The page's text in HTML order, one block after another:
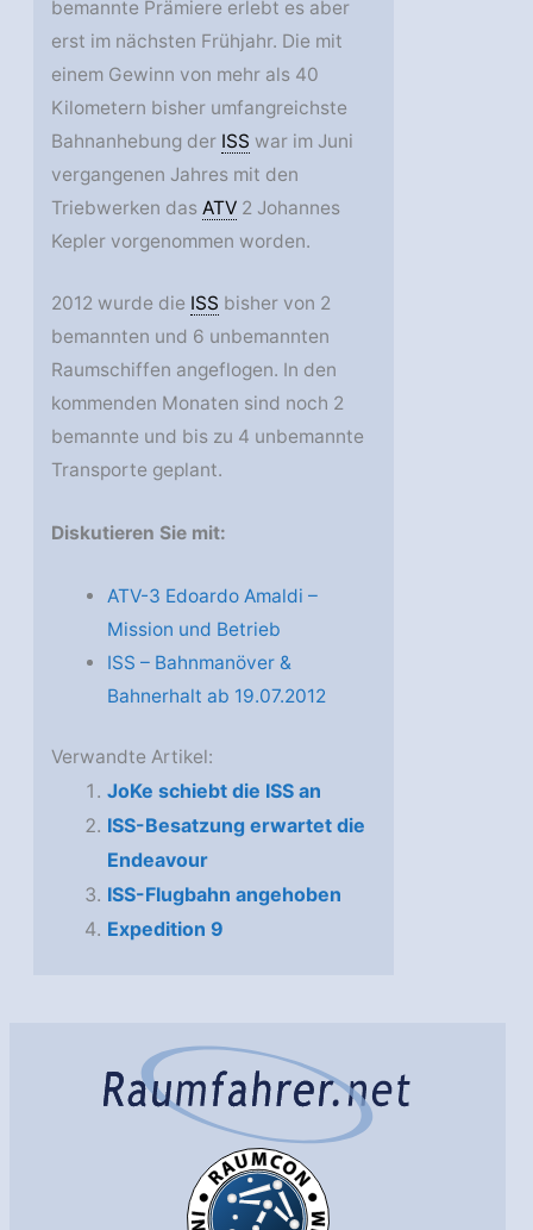
bemannte Prämiere erlebt es aber
erst im nächsten Frühjahr. Die mit
einem Gewinn von mehr als 40
Kilometern bisher umfangreichste
Bahnanhebung der ISS war im Juni
vergangenen Jahres mit den
Triebwerken das ATV 2 Johannes
Kepler vorgenommen worden.
2012 wurde die ISS bisher von 2
bemannten und 6 unbemannten
Raumschiffen angeflogen. In den
kommenden Monaten sind noch 2
bemannte und bis zu 4 unbemannte
Transporte geplant.
Diskutieren Sie mit:
ATV-3 Edoardo Amaldi –
Mission und Betrieb
ISS – Bahnmanöver &
Bahnerhalt ab 19.07.2012
Verwandte Artikel:
JoKe schiebt die ISS an
ISS-Besatzung erwartet die
Endeavour
ISS-Flugbahn angehoben
Expedition 9